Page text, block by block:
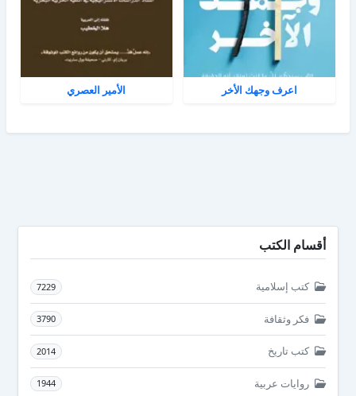
اعرف وجهك الأخر الأمير العصري
أقسام الكتب
كتب إسلامية 7229
فكر وثقافة 3790
كتب تاريخ 2014
روايات عربية 1944